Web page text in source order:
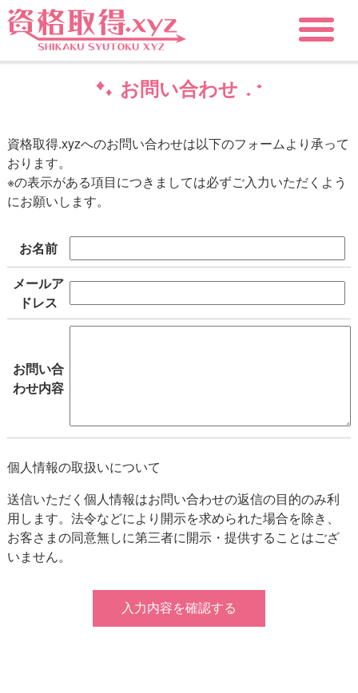
お問い合わせ
資格取得.xyzへのお問い合わせは以下のフォームより承って
おります。
※の表示がある項目につきましては必ずご入力いただくよう
にお願いします。
お名前
メールア
ドレス
お問い合
わせ内容
個人情報の取扱いについて
送信いただく個人情報はお問い合わせの返信の目的のみ利
用します。法令などにより開示を求められた場合を除き、
お客さまの同意無しに第三者に開示・提供することはござ
いません。